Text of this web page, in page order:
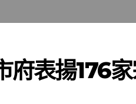
府表揚176